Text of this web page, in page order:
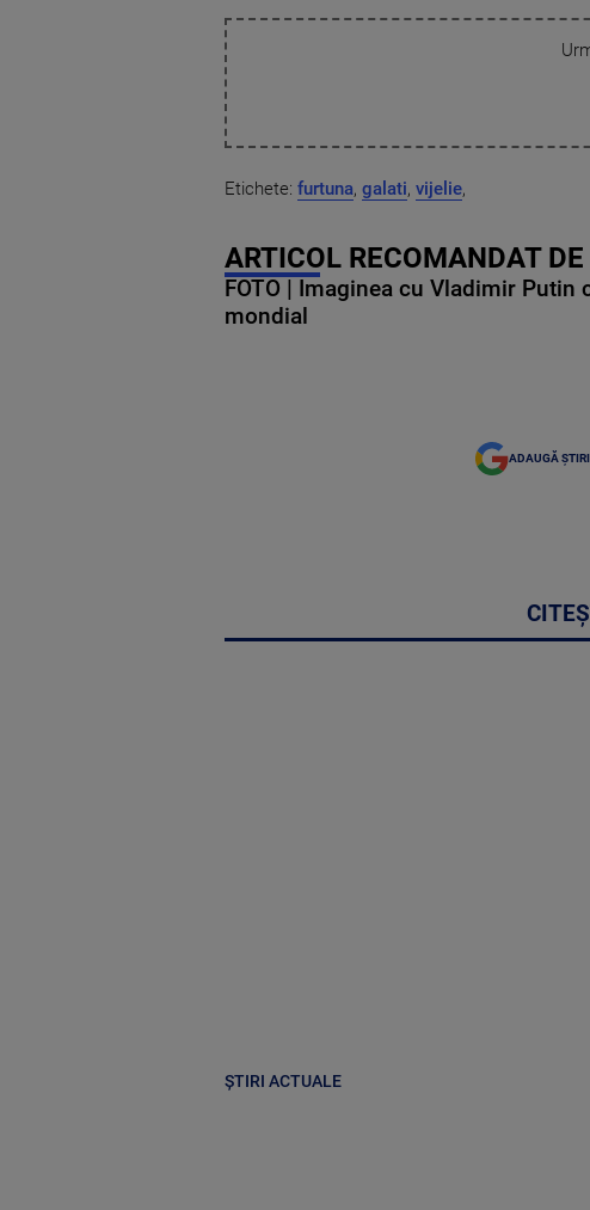
Etichete: furtuna, galati, vijelie,
ARTICOL RECOMANDAT DE
FOTO | Imaginea cu Vladimir
mondial
ADAUGĂ
ȘTIRI ACTUALE